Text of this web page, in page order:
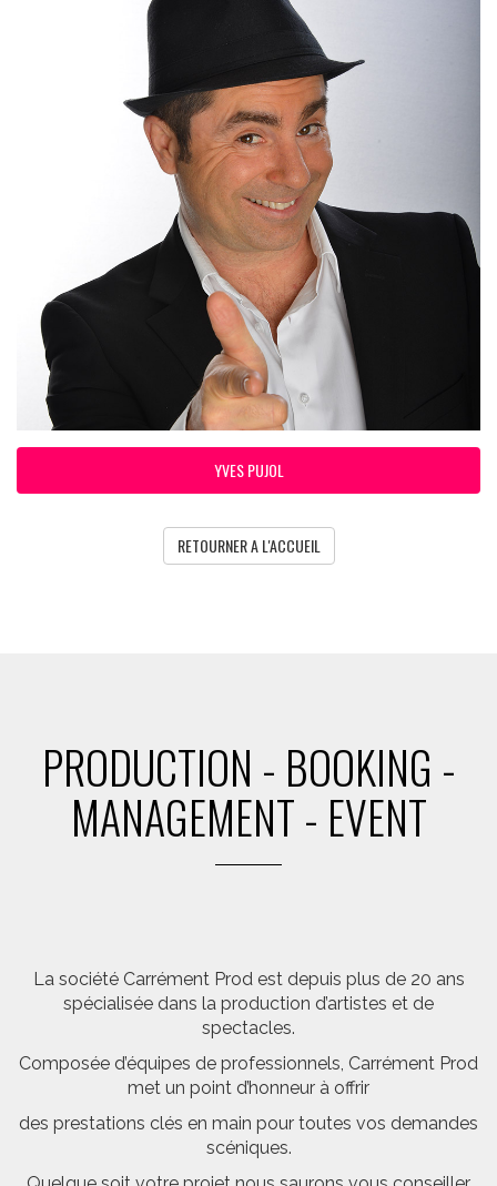
YVES PUJOL
RETOURNER A L'ACCUEIL
PRODUCTION - BOOKING -
MANAGEMENT - EVENT
La société Carrément Prod est depuis plus de 20 ans
spécialisée dans la production d’artistes et de
spectacles.
Composée d’équipes de professionnels, Carrément Prod
met un point d’honneur à offrir
des prestations clés en main pour toutes vos demandes
scéniques.